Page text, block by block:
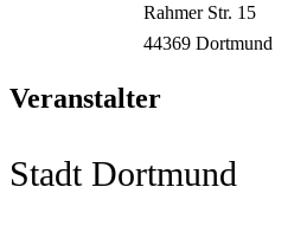
Rahmer Str. 15
44369 Dortmund
Veranstalter
Stadt Dortmund